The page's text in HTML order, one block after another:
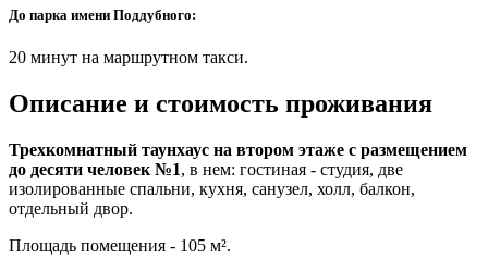
До парка имени Поддубного:
20 минут на маршрутном такси.
Описание и стоимость проживания
Трехкомнатный таунхаус на втором этаже с размещением
до десяти человек №1, в нем: гостиная - студия, две
изолированные спальни, кухня, санузел, холл, балкон,
отдельный двор.
Площадь помещения - 105 м².